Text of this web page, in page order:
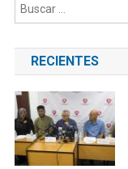
RECIENTES